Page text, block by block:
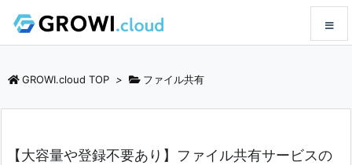
GROWI.cloud TOP > ファイル共有
【大容量や登録不要あり】ファイル共有サービスの